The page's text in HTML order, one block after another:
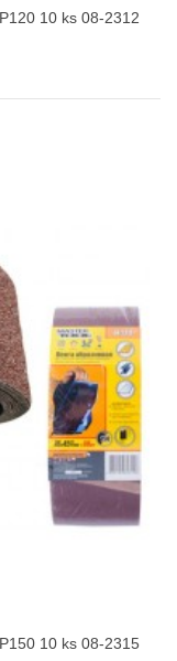
10 ks 08-2312
10 ks 08-2315